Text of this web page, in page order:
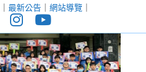
｜ 最新公告｜ 網站導覽｜